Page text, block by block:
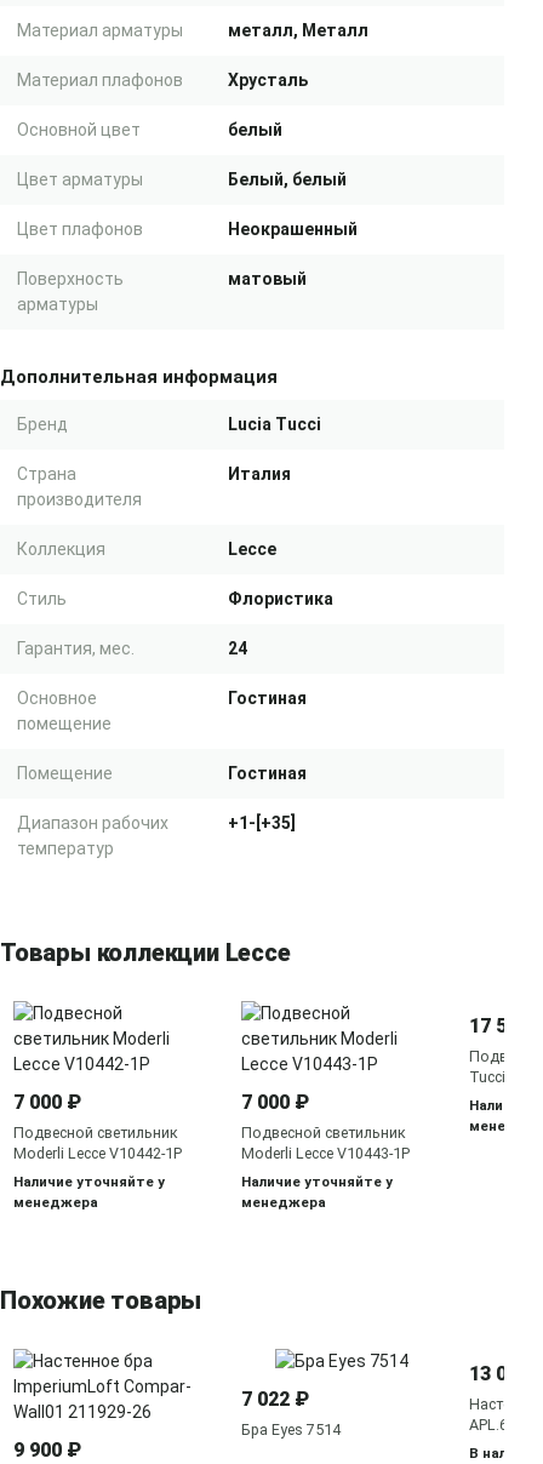
Материал арматуры металл, Металл
Материал плафонов Хрусталь
Основной цвет белый
Цвет арматуры Белый, белый
Цвет плафонов Неокрашенный
Поверхность
арматуры
матовый
Дополнительная информация
Бренд Lucia Tucci
Страна
производителя
Италия
Коллекция Lecce
Стиль Флористика
Гарантия, мес. 24
Основное
помещение
Гостиная
Помещение Гостиная
Диапазон рабочих
температур
+1-[+35]
Товары коллекции Lecce
7 000 ₽
Подвесной светильник
Moderli Lecce V10442-1P
Наличие уточняйте у
менеджера
7 000 ₽
Подвесной светильник
Moderli Lecce V10443-1P
Наличие уточняйте у
менеджера
17 520
Tucci
Наличие
Похожие товары
9 900 ₽
7 022 ₽
Бра Eyes 7514
13 050
В наличии